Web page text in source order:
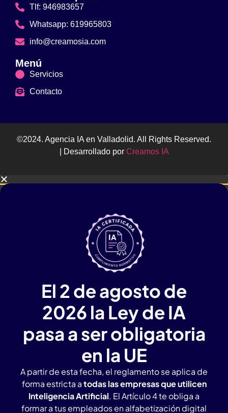
Tlf: 946983657
Whatsapp: 619965803
info@creamosia.com
Menú
Servicios
Contacto
©2024. Agencia IA en Valladolid. All Rights Reserved.
| Desarrollado por Creamos IA
El 2 de agosto de
2026 la Ley de IA
pasa a ser obligatoria
en la UE
A partir de esta fecha, el reglamento se aplica de
forma estricta atodas las empresas que utilicen
Inteligencia Artificial. El Artículo 4 te obliga a
formar a tus empleados en alfabetización digital